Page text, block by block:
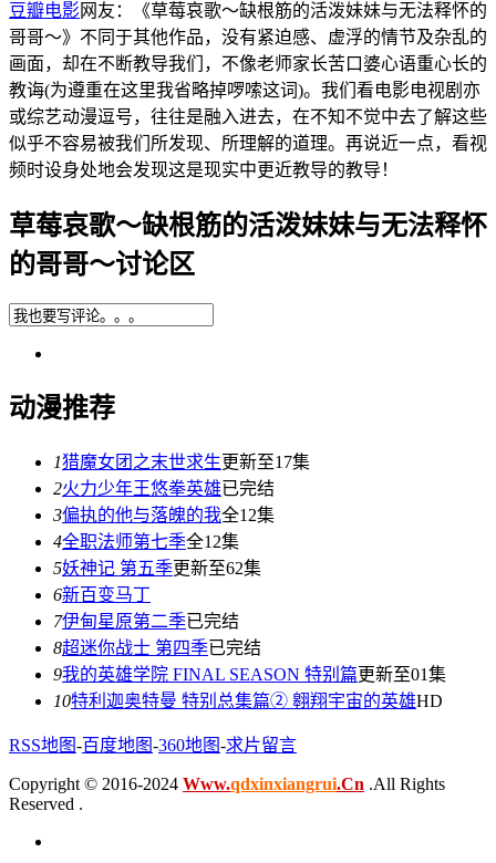
豆瓣电影网友：《草莓哀歌～缺根筋的活泼妹妹与无法释怀的
哥哥～》不同于其他作品，没有紧迫感、虚浮的情节及杂乱的
画面，却在不断教导我们，不像老师家长苦口婆心语重心长的
教诲(为遵重在这里我省略掉啰嗦这词)。我们看电影电视剧亦
或综艺动漫逗号，往往是融入进去，在不知不觉中去了解这些
似乎不容易被我们所发现、所理解的道理。再说近一点，看视
频时设身处地会发现这是现实中更近教导的教导！
草莓哀歌～缺根筋的活泼妹妹与无法释怀
的哥哥～讨论区
动漫推荐
1猎魔女团之末世求生更新至17集
2火力少年王悠拳英雄已完结
3偏执的他与落魄的我全12集
4全职法师第七季全12集
5妖神记 第五季更新至62集
6新百变马丁
7伊甸星原第二季已完结
8超迷你战士 第四季已完结
9我的英雄学院 FINAL SEASON 特别篇更新至01集
10特利迦奥特曼 特别总集篇② 翱翔宇宙的英雄HD
RSS地图-百度地图-360地图-求片留言
Copyright © 2016-2024 Www.qdxinxiangrui.Cn .All Rights
Reserved .